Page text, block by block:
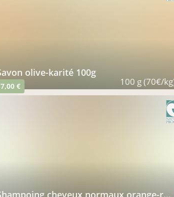
savon olive-karité 100g
7,00 € 100 g (70€/
shampoing cheveux normaux orange-romarin 100g